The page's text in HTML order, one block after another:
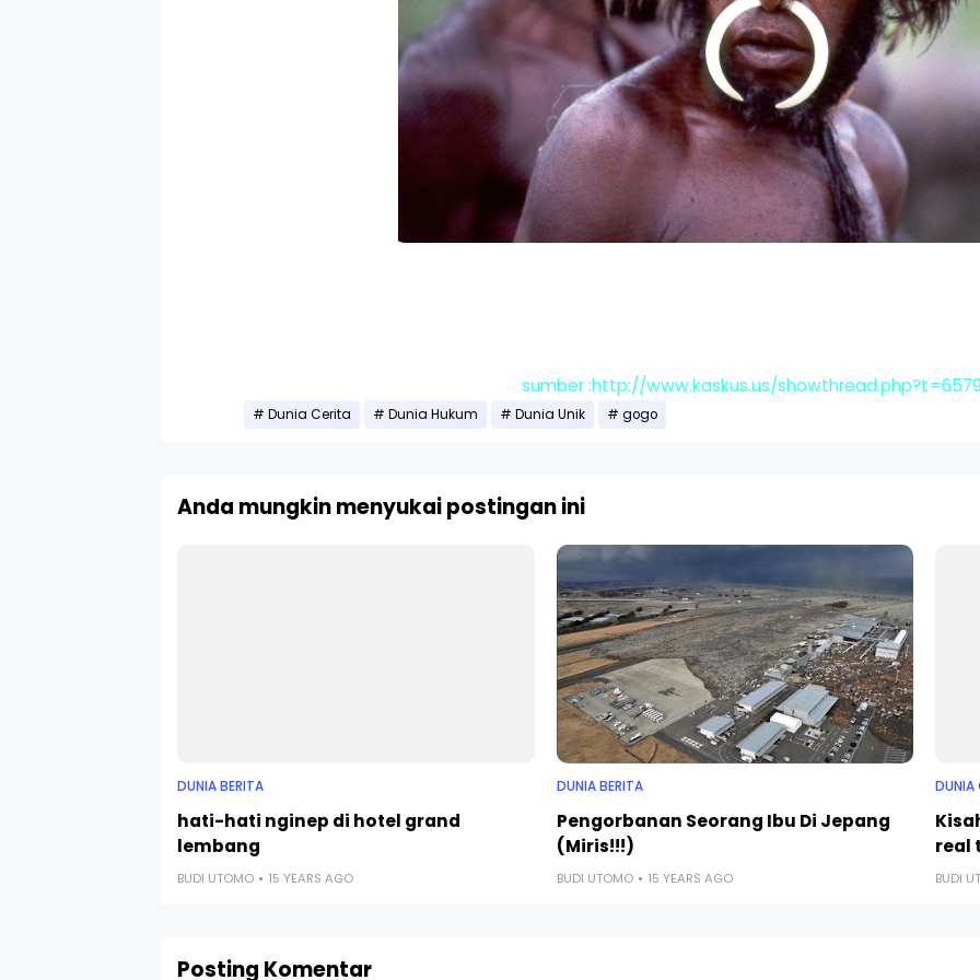
sumber :http://www.kaskus.us/
Dunia Cerita Dunia Hukum Dunia Unik gogo
Anda mungkin menyukai postingan ini
DUNIA BERITA
hati-hati nginep di hotel grand
lembang
BUDI UTOMO 15 YEARS AGO
DUNIA BERITA
Pengorbanan Seorang Ibu Di Jepang
(Miris!!!)
BUDI UTOMO 15 YEARS AGO
DUNIA
real
BUDI
Posting Komentar